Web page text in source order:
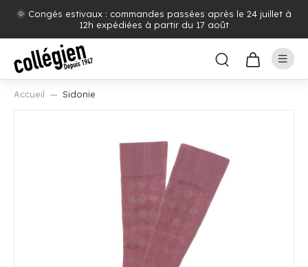
🌞 Congés estivaux : commandes passées après le 24 juillet à
12h expédiées à partir du 17 août
Accueil Sidonie